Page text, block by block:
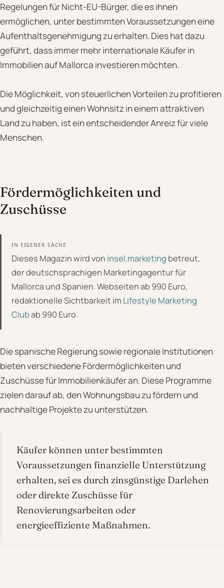
Regelungen für Nicht-EU-Bürger, die es ihnen
ermöglichen, unter bestimmten Voraussetzungen eine
Aufenthaltsgenehmigung zu erhalten. Dies hat dazu
geführt, dass immer mehr internationale Käufer in
Immobilien auf Mallorca investieren möchten.
Die Möglichkeit, von steuerlichen Vorteilen zu profitieren
und gleichzeitig einen Wohnsitz in einem attraktiven
Land zu haben, ist ein entscheidender Anreiz für viele
Menschen.
Fördermöglichkeiten und
Zuschüsse
IN EIGENER SACHE
Dieses Magazin wird von insel.marketing betreut,
der deutschsprachigen Marketingagentur für
Mallorca und Spanien. Webseiten ab 990 Euro,
redaktionelle Sichtbarkeit im Lifestyle Marketing
Clubab 990 Euro.
Die spanische Regierung sowie regionale Institutionen
bieten verschiedene Fördermöglichkeiten und
Zuschüsse für Immobilienkäufer an. Diese Programme
zielen darauf ab, den Wohnungsbau zu fördern und
nachhaltige Projekte zu unterstützen.
Käufer können unter bestimmten
Voraussetzungen finanzielle Unterstützung
erhalten, sei es durch zinsgünstige Darlehen
oder direkte Zuschüsse für
Renovierungsarbeiten oder
energieeffiziente Maßnahmen.